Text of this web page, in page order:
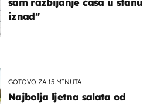
iznad"
GOTOVO ZA 15 MINUTA
Najbolja ljetna salata od